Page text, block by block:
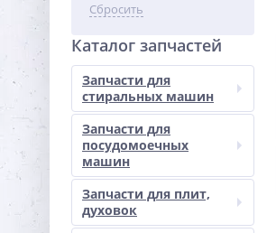
Сбросить
Каталог запчастей
Запчасти для
стиральных машин
Запчасти для
посудомоечных
машин
Запчасти для плит,
духовок